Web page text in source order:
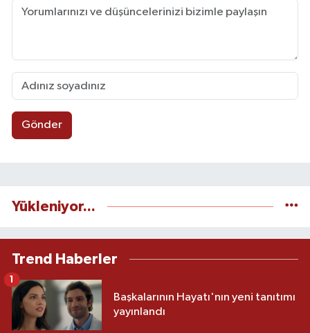
Gönder
Yükleniyor...
Trend Haberler
Başkalarının Hayatı'nın yeni tanıtımı
yayınlandı
1